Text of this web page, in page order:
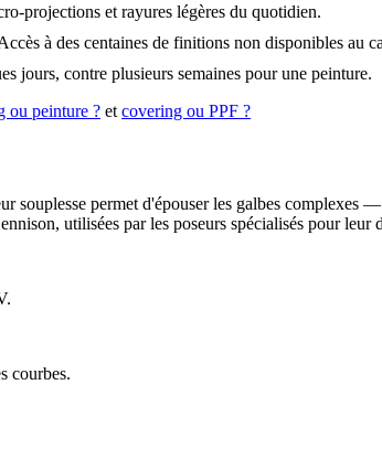
projections et rayures légères du quotidien.
à des centaines de finitions non disponibles au
jours, contre plusieurs semaines pour une peinture.
ou peinture ? et covering ou PPF ?
souplesse permet d'épouser les galbes
utilisées par les poseurs spécialisés pour
courbes.